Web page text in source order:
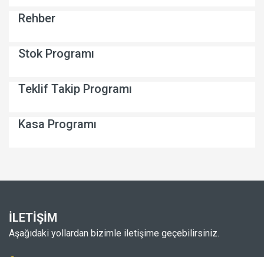
Rehber
Stok Programı
Teklif Takip Programı
Kasa Programı
İLETİŞİM
Aşağıdaki yollardan bizimle iletişime geçebilirsiniz.